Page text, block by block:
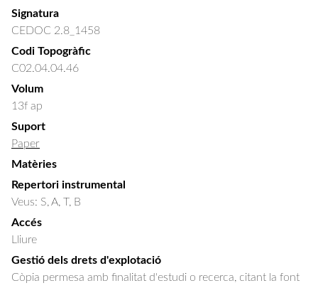
Signatura
CEDOC 2.8_1458
Codi Topogràfic
C02.04.04.46
Volum
13f ap
Suport
Paper
Matèries
Repertori instrumental
Veus: S, A, T, B
Accés
Lliure
Gestió dels drets d'explotació
Còpia permesa amb finalitat d'estudi o recerca, citant la font